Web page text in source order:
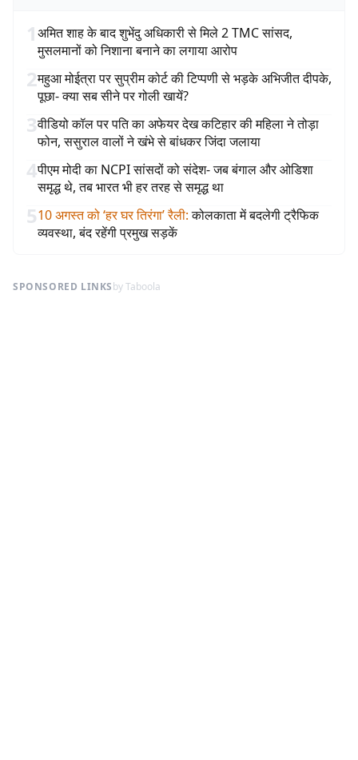
1अमित शाह के बाद शुभेंदु अधिकारी से मिले 2 TMC सांसद,
मुसलमानों को निशाना बनाने का लगाया आरोप
2महुआ मोईत्रा पर सुप्रीम कोर्ट की टिप्पणी से भड़के अभिजीत दीपके,
पूछा- क्या सब सीने पर गोली खायें?
3वीडियो कॉल पर पति का अफेयर देख कटिहार की महिला ने तोड़ा
फोन, ससुराल वालों ने खंभे से बांधकर जिंदा जलाया
4पीएम मोदी का NCPI सांसदों को संदेश- जब बंगाल और ओडिशा
समृद्ध थे, तब भारत भी हर तरह से समृद्ध था
510 अगस्त को ‘हर घर तिरंगा’ रैली: कोलकाता में बदलेगी ट्रैफिक
व्यवस्था, बंद रहेंगी प्रमुख सड़कें
SPONSORED LINKSby Taboola